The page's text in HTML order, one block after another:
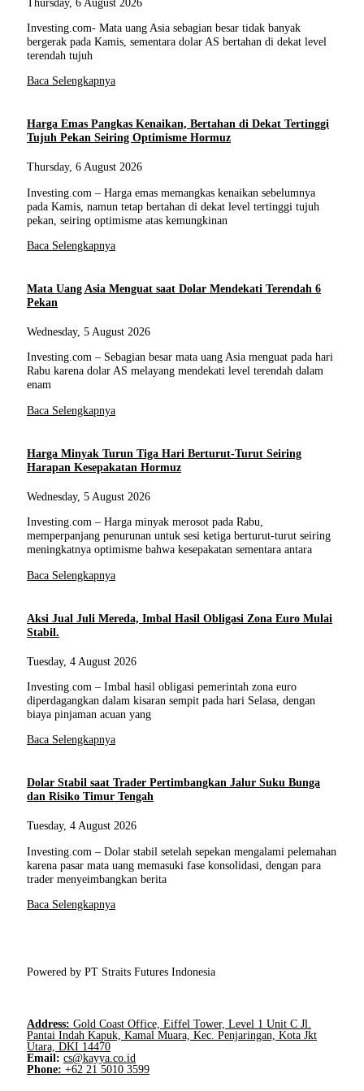
Investing.com- Mata uang Asia sebagian besar tidak banyak
bergerak pada Kamis, sementara dolar AS bertahan di dekat level
terendah tujuh
Baca Selengkapnya
Harga Emas Pangkas Kenaikan, Bertahan di Dekat Tertinggi
Tujuh Pekan Seiring Optimisme Hormuz
Thursday, 6 August 2026
Investing.com – Harga emas memangkas kenaikan sebelumnya
pada Kamis, namun tetap bertahan di dekat level tertinggi tujuh
pekan, seiring optimisme atas kemungkinan
Baca Selengkapnya
Mata Uang Asia Menguat saat Dolar Mendekati Terendah 6
Pekan
Wednesday, 5 August 2026
Investing.com – Sebagian besar mata uang Asia menguat pada hari
Rabu karena dolar AS melayang mendekati level terendah dalam
enam
Baca Selengkapnya
Harga Minyak Turun Tiga Hari Berturut-Turut Seiring
Harapan Kesepakatan Hormuz
Wednesday, 5 August 2026
Investing.com – Harga minyak merosot pada Rabu,
memperpanjang penurunan untuk sesi ketiga berturut-turut seiring
meningkatnya optimisme bahwa kesepakatan sementara antara
Baca Selengkapnya
Aksi Jual Juli Mereda, Imbal Hasil Obligasi Zona Euro Mulai
Stabil.
Tuesday, 4 August 2026
Investing.com – Imbal hasil obligasi pemerintah zona euro
diperdagangkan dalam kisaran sempit pada hari Selasa, dengan
biaya pinjaman acuan yang
Baca Selengkapnya
Dolar Stabil saat Trader Pertimbangkan Jalur Suku Bunga
dan Risiko Timur Tengah
Tuesday, 4 August 2026
Investing.com – Dolar stabil setelah sepekan mengalami pelemahan
karena pasar mata uang memasuki fase konsolidasi, dengan para
trader menyeimbangkan berita
Baca Selengkapnya
Powered by PT Straits Futures Indonesia
Address: Gold Coast Office, Eiffel Tower, Level 1 Unit C Jl.
Pantai Indah Kapuk, Kamal Muara, Kec. Penjaringan, Kota Jkt
Utara, DKI 14470
Email: cs@kayya.co.id
Phone: +62 21 5010 3599